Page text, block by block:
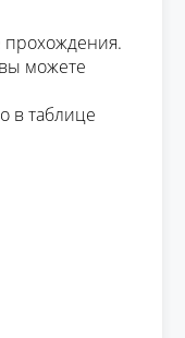
прохождения.
вы можете
в таблице